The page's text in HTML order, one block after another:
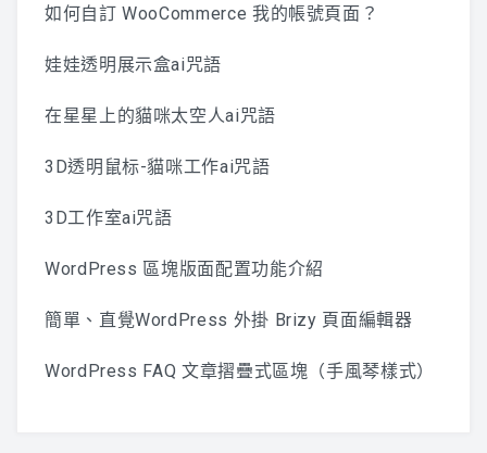
如何自訂 WooCommerce 我的帳號頁面？
娃娃透明展示盒ai咒語
在星星上的貓咪太空人ai咒語
3D透明鼠标-貓咪工作ai咒語
3D工作室ai咒語
WordPress 區塊版面配置功能介紹
簡單、直覺WordPress 外掛 Brizy 頁面編輯器
WordPress FAQ 文章摺疊式區塊（手風琴樣式）